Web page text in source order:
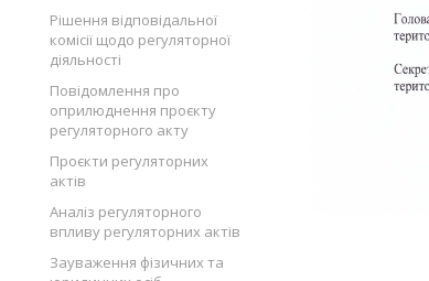
Рішення відповідальної
комісії щодо регуляторної
діяльності
Повідомлення про
оприлюднення проєкту
регуляторного акту
Проєкти регуляторних
актів
Аналіз регуляторного
впливу регуляторних актів
Зауваження фізичних та